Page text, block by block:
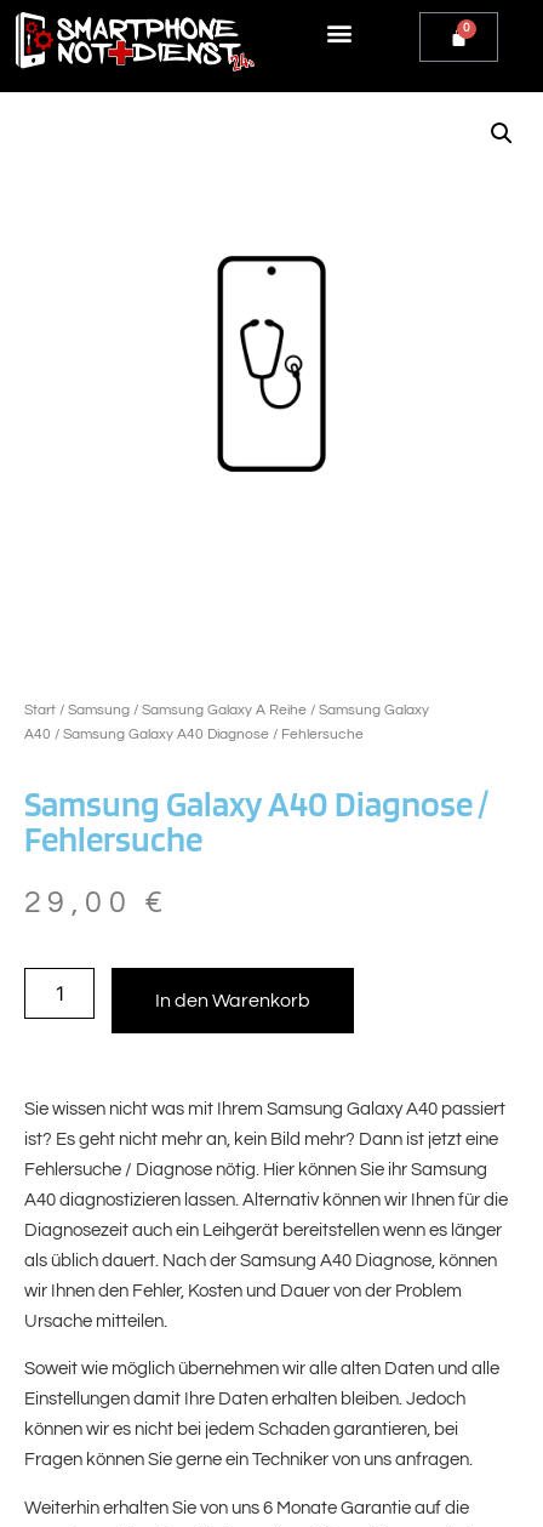
Start / Samsung / Samsung Galaxy A Reihe / Samsung Galaxy
A40 / Samsung Galaxy A40 Diagnose / Fehlersuche
Samsung Galaxy A40 Diagnose /
Fehlersuche
29,00 €
In den Warenkorb
Sie wissen nicht was mit Ihrem Samsung Galaxy A40 passiert
ist? Es geht nicht mehr an, kein Bild mehr? Dann ist jetzt eine
Fehlersuche / Diagnose nötig. Hier können Sie ihr Samsung
A40 diagnostizieren lassen. Alternativ können wir Ihnen für die
Diagnosezeit auch ein Leihgerät bereitstellen wenn es länger
als üblich dauert. Nach der Samsung A40 Diagnose, können
wir Ihnen den Fehler, Kosten und Dauer von der Problem
Ursache mitteilen.
Soweit wie möglich übernehmen wir alle alten Daten und alle
Einstellungen damit Ihre Daten erhalten bleiben. Jedoch
können wir es nicht bei jedem Schaden garantieren, bei
Fragen können Sie gerne ein Techniker von uns anfragen.
Weiterhin erhalten Sie von uns 6 Monate Garantie auf die